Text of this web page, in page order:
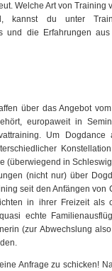
Welche Art von Training
kannst du unter
und die Erfahrungen
über das Angebot
europaweit in
Um Dogdance
(überwiegend in
(nicht nur) über
seit den Anfängen von
in ihrer Freizeit als
echte
(zur Abwechslung
Anfrage zu schicken!